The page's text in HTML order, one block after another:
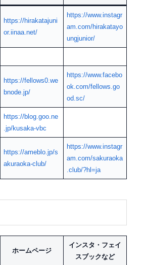
https://hirakatajuni
or.iinaa.net/
https://www.instagr
am.com/hirakatayo
ungjunior/
https://fellows0.we
bnode.jp/
https://www.facebo
ok.com/fellows.go
od.sc/
https://blog.goo.ne
.jp/kusaka-vbc
https://ameblo.jp/s
akuraoka-club/
https://www.instagr
am.com/sakuraoka
.club/?hl=ja
ホームページ
インスタ・フェイ
スブックなど